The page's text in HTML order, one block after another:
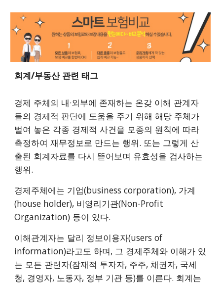
회계/부동산관련 태그
경제 주체의 내·외부에 존재하는 온갖 이해 관계자
들의 경제적 판단에 도움을 주기 위해 해당 주체가
벌여 놓은 각종 경제적 사건을 모종의 원칙에 따라
측정하여 재무정보로 만드는 행위. 또는 그렇게 산
출된 회계자료를 다시 뜯어보며 유효성을 검사하는
행위.
경제주체에는 기업(business corporation), 가계
(house holder), 비영리기관(Non-Profit
Organization) 등이 있다.
이해관계자는 달리 정보이용자(users of
information)라고도 하며, 그 경제주체와 이해가 있
는 모든 관련자(잠재적 투자자, 주주, 채권자, 국세
청, 경영자, 노동자, 정부 기관 등)를 이른다. 회계는